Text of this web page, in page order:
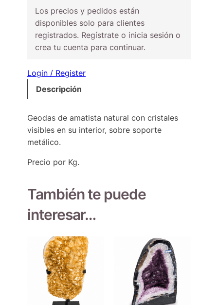
Los precios y pedidos están
disponibles solo para clientes
registrados. Regístrate o inicia sesión o
crea tu cuenta para continuar.
Login / Register
Descripción
Geodas de amatista natural con cristales
visibles en su interior, sobre soporte
metálico.
Precio por Kg.
También te puede
interesar…